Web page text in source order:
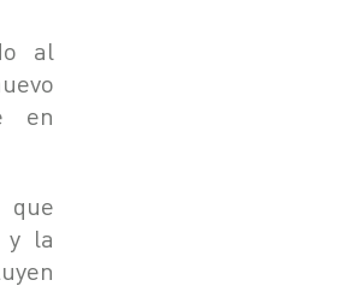
al
en
que
y la